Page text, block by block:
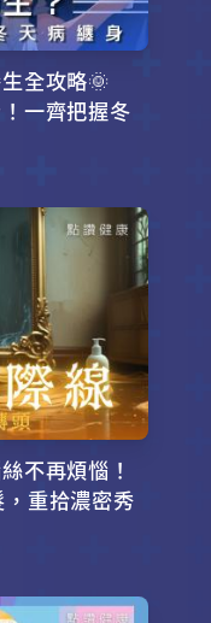
全攻略🌞
一齊把握冬
不再煩惱！
，重拾濃密秀